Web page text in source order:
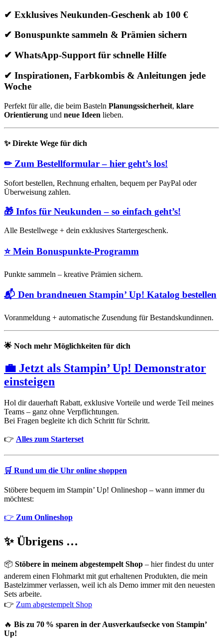
✔ Exklusives Neukunden-Geschenk ab 100 €
✔ Bonuspunkte sammeln & Prämien sichern
✔ WhatsApp-Support für schnelle Hilfe
✔ Inspirationen, Farbkombis & Anleitungen jede
Woche
Perfekt für alle, die beim Basteln Planungssicherheit, klare
Orientierung und neue Ideen lieben.
✨Direkte Wege für dich
✏ Zum Bestellformular – hier geht’s los!
Sofort bestellen, Rechnung erhalten, bequem per PayPal oder
Überweisung zahlen.
🎁 Infos für Neukunden – so einfach geht’s!
Alle Bestellwege + dein exklusives Startergeschenk.
⭐Mein Bonuspunkte-Programm
Punkte sammeln – kreative Prämien sichern.
📬 Den brandneuen Stampin’ Up! Katalog bestellen
Voranmeldung + automatische Zusendung für Bestandskundinnen.
🌟 Noch mehr Möglichkeiten für dich
💼 Jetzt als Stampin’ Up! Demonstrator
einsteigen
Hol dir dauerhaft Rabatt, exklusive Vorteile und werde Teil meines
Teams – ganz ohne Verpflichtungen.
Bei Fragen begleite ich dich Schritt für Schritt.
👉 Alles zum Starterset
🛒 Rund um die Uhr online shoppen
Stöbere bequem im Stampin’ Up! Onlineshop – wann immer du
möchtest:
👉 Zum Onlineshop
✨ Übrigens …
📦 Stöbere in meinem abgestempelt Shop – hier findest du unter
anderem einen Flohmarkt mit gut erhaltenen Produkten, die mein
Bastelzimmer verlassen, weil ich als Demo immer mit den neuesten
Sets arbeite.
👉 Zum abgestempelt Shop
🔥 Bis zu 70 % sparen in der Ausverkaufsecke von Stampin’
Up!